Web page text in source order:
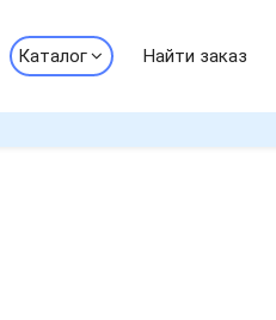
Каталог Найти заказ